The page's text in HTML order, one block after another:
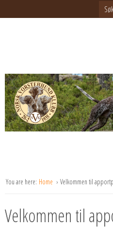
You are here: Home Velkommen til
Velkommen til